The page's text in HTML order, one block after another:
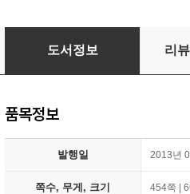
철학과 마음의 치유
도서정보 리
품목정보
발행일 2013년
쪽수, 무게, 크기 454쪽 |